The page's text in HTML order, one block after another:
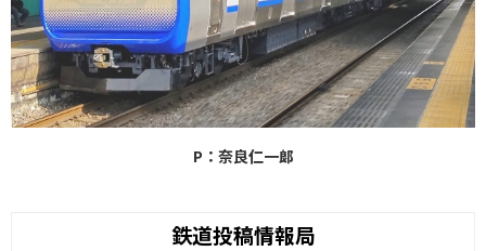
P：奈良仁一郞
鉄道投稿情報局